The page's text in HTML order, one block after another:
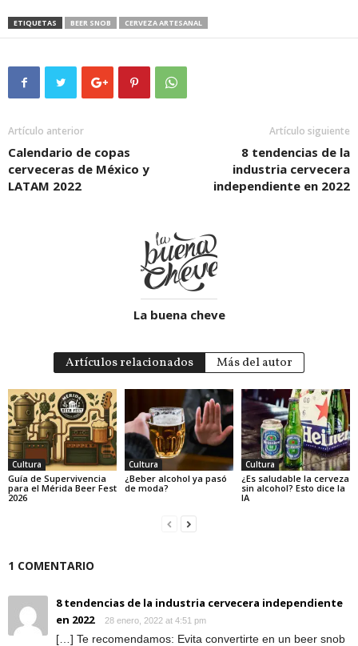
ETIQUETAS BEER SNOB CERVEZA ARTESANAL
Artículo anterior
Calendario de copas
cerveceras de México y
LATAM 2022
Artículo siguiente
8 tendencias de la
industria cervecera
independiente en 2022
La buena cheve
Artículos relacionados Más del autor
Cultura
Guía de Supervivencia
para el Mérida Beer Fest
2026
Cultura
¿Beber alcohol ya pasó
de moda?
Cultura
¿Es saludable la cerveza
sin alcohol? Esto dice la
IA
1 COMENTARIO
8 tendencias de la industria cervecera independiente
en 2022
28 enero, 2022 at 4:51 pm
[…] Te recomendamos: Evita convertirte en un beer snob